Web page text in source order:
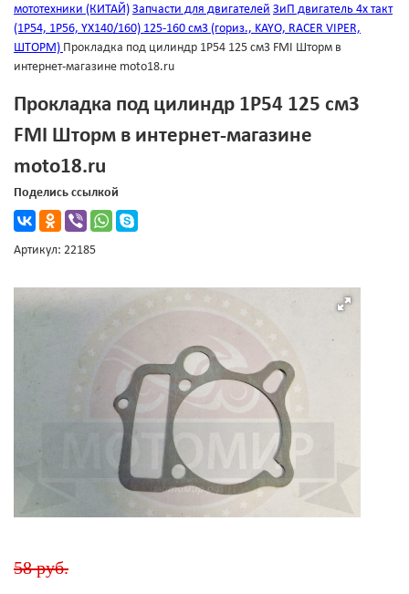
мототехники (КИТАЙ) Запчасти для двигателей ЗиП двигатель 4х такт
(1Р54, 1Р56, YX140/160) 125-160 см3 (гориз., KAYО, RACER VIPER,
ШТОРМ) Прокладка под цилиндр 1Р54 125 см3 FMI Шторм в
интернет-магазине moto18.ru
Прокладка под цилиндр 1Р54 125 см3
FMI Шторм в интернет-магазине
moto18.ru
Поделись ссылкой
Артикул: 22185
58 руб.